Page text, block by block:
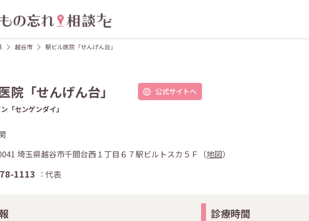
越谷市 駅ビル医院「せんげん台」
院「せんげん台」
公式サイトへ
「センゲンダイ」
埼玉県越谷市千間台西１丁目６７駅ビルトスカ５Ｆ（地図）
1113 代表
診療時間